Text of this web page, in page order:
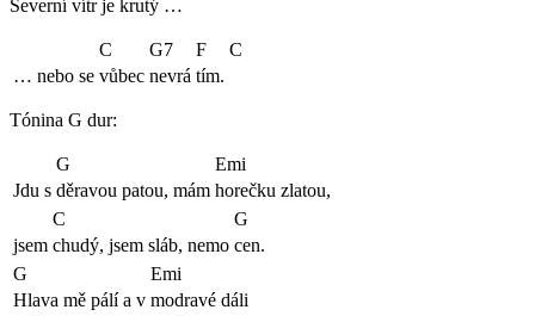
Severní vítr je krutý …
C G7 F
C
… nebo se vůbec nevrá tím.
Tónina G dur:
G
Emi
Jdu s děravou patou, mám horečku zlatou,
C
G
jsem chudý, jsem sláb, nemo cen.
G
Emi
Hlava mě pálí a v modravé dáli